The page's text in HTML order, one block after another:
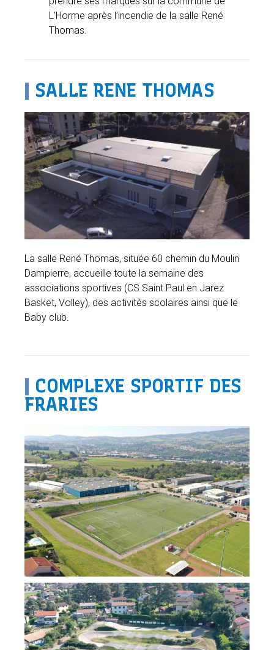
L’Horme après l’incendie de la salle René
Thomas.
| SALLE RENE THOMAS
La salle René Thomas, située 60 chemin du Moulin
Dampierre, accueille toute la semaine des
associations sportives (CS Saint Paul en Jarez
Basket, Volley), des activités scolaires ainsi que le
Baby club.
| COMPLEXE SPORTIF DES
FRARIES